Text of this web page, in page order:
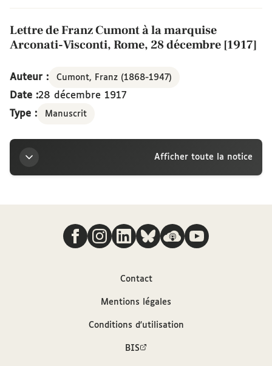
Lettre de Franz Cumont à la marquise
Arconati-Visconti, Rome, 28 décembre [1917]
Auteur : Cumont, Franz (1868-1947)
Date :28 décembre 1917
Type :
Manuscrit
Afficher toute la notice
Titre
Lettre de Franz Cumont à la marquise Arconati-
Visconti, Rome, 28 décembre [1917]
Nous suivre
Contact
Mentions légales
Conditions d'utilisation
BIS